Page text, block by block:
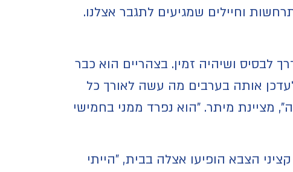
וחיילים שמגיעים לתגבר אצלנו.
לבסיס ושיהיה זמין. בצהריים הוא כבר
אותה בערבים מה עשה לאורך כל
מציינת מיתר. "הוא נפרד ממני בחמישי
הצבא הופיעו אצלה בבית, "הייתי